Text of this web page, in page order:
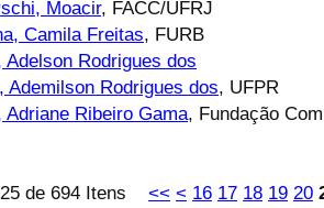
Moacir, FACC/UFRJ
Camila Freitas, FURB
Adelson Rodrigues dos
Ademilson Rodrigues dos, UFPR
Adriane Ribeiro Gama, Fundação
de 694 Itens << < 16 17 18 19 20